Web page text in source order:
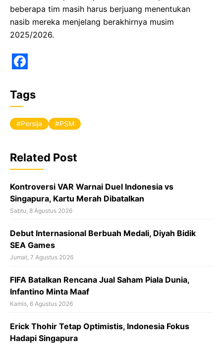
beberapa tim masih harus berjuang menentukan
nasib mereka menjelang berakhirnya musim
2025/2026.
a
c
e
o
o
k
Tags
Persija PSM
Related Post
Kontroversi VAR Warnai Duel Indonesia vs
Singapura, Kartu Merah Dibatalkan
Sabtu, 8 Agustus 2026
Debut Internasional Berbuah Medali, Diyah Bidik
SEA Games
Jumat, 7 Agustus 2026
FIFA Batalkan Rencana Jual Saham Piala Dunia,
Infantino Minta Maaf
Kamis, 6 Agustus 2026
Erick Thohir Tetap Optimistis, Indonesia Fokus
Hadapi Singapura